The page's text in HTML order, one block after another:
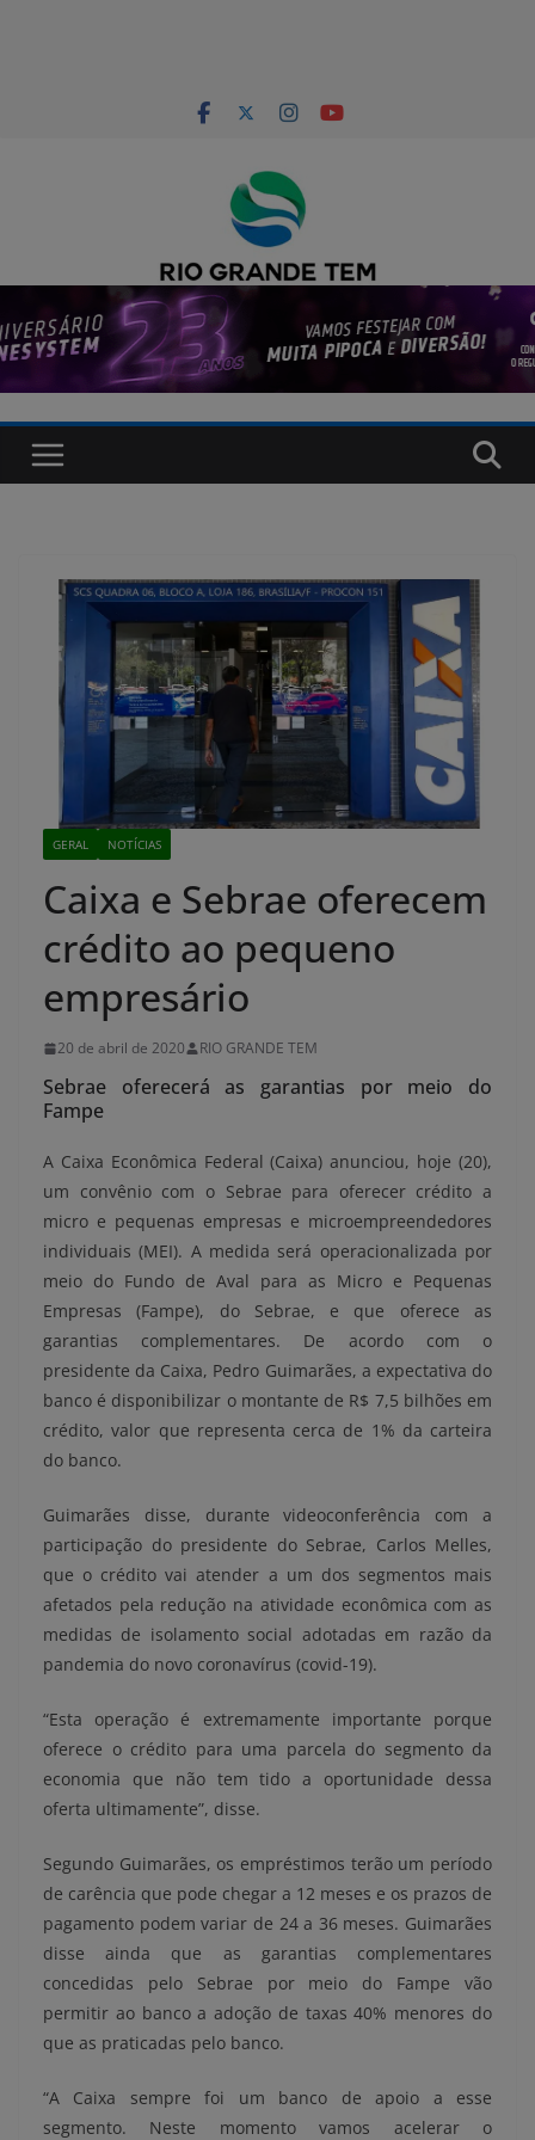
GERAL NOTÍCIAS
Caixa e Sebrae oferecem
crédito ao pequeno
empresário
20 de abril de 2020 RIO GRANDE TEM
Sebrae oferecerá as garantias por meio do
Fampe
A Caixa Econômica Federal (Caixa) anunciou, hoje (20),
um convênio com o Sebrae para oferecer crédito a
micro e pequenas empresas e microempreendedores
individuais (MEI). A medida será operacionalizada por
meio do Fundo de Aval para as Micro e Pequenas
Empresas (Fampe), do Sebrae, e que oferece as
garantias complementares. De acordo com o
presidente da Caixa, Pedro Guimarães, a expectativa do
banco é disponibilizar o montante de R$ 7,5 bilhões em
crédito, valor que representa cerca de 1% da carteira
do banco.
Guimarães disse, durante videoconferência com a
participação do presidente do Sebrae, Carlos Melles,
que o crédito vai atender a um dos segmentos mais
afetados pela redução na atividade econômica com as
medidas de isolamento social adotadas em razão da
pandemia do novo coronavírus (covid-19).
“Esta operação é extremamente importante porque
oferece o crédito para uma parcela do segmento da
economia que não tem tido a oportunidade dessa
oferta ultimamente”, disse.
Segundo Guimarães, os empréstimos terão um período
de carência que pode chegar a 12 meses e os prazos de
pagamento podem variar de 24 a 36 meses. Guimarães
disse ainda que as garantias complementares
concedidas pelo Sebrae por meio do Fampe vão
permitir ao banco a adoção de taxas 40% menores do
que as praticadas pelo banco.
“A Caixa sempre foi um banco de apoio a esse
segmento. Neste momento vamos acelerar o